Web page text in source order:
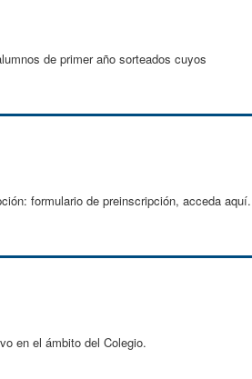
de primer año sorteados cuyos
formulario de preinscripción, acceda aquí.
en el ámbito del Colegio.